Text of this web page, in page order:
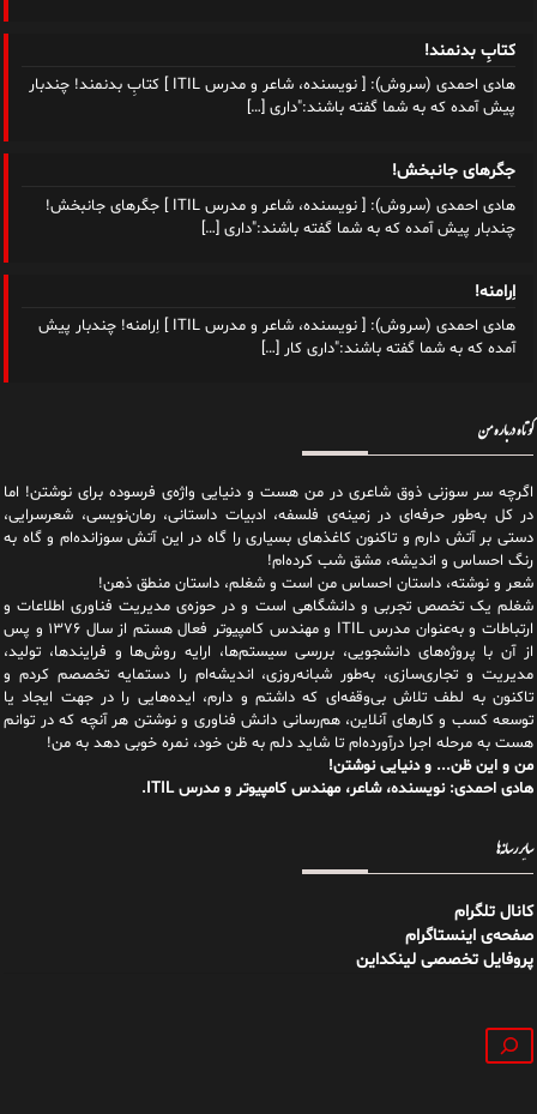
کتابِ بدنمند!
هادی احمدی (سروش): [ نویسنده، شاعر و مدرس ITIL ] کتابِ بدنمند! چندبار
پیش آمده که به شما گفته‌ باشند:"داری […]
جگرهای جانبخش!
هادی احمدی (سروش): [ نویسنده، شاعر و مدرس ITIL ] جگرهای جانبخش!
چندبار پیش آمده که به شما گفته‌ باشند:"داری […]
اِرامنه!
هادی احمدی (سروش): [ نویسنده، شاعر و مدرس ITIL ] اِرامنه! چندبار پیش
آمده که به شما گفته‌ باشند:"داری کار […]
کوتاه درباره من
اگرچه سر سوزنی ذوق شاعری در من هست و دنیایی واژه‌‌ی فرسوده برای نوشتن! اما
در کل به‌طور حرفه‌ای در زمینه‌ی فلسفه، ادبیات داستانی، رمان‌نویسی، شعرسرایی،
دستی بر آتش دارم و تاکنون کاغذهای بسیاری را گاه در این آتش سوزانده‌ام و گاه به
رنگ احساس و اندیشه، مشق شب کرده‌ام!
شعر و نوشته، داستان احساس من است و شغلم، داستان منطق ذهن!
شغلم یک تخصص تجربی و دانشگاهی است و در حوزه‌ی مدیریت فناوری اطلاعات و
ارتباطات و به‌عنوان مدرس ITIL و مهندس کامپیوتر فعال هستم از سال ۱۳۷۶ و پس
از آن با پروژه‌های دانشجویی، بررسی سیستم‌ها، ارایه روش‌ها و فرایندها، تولید،
مدیریت و تجاری‌سازی، به‌طور شبانه‌روزی، اندیشه‌ام را دستمایه تخصصم کردم و
تاکنون به لطف تلاش بی‌وقفه‌ای که داشتم و دارم، اید‌ه‌هایی را در جهت ایجاد یا
توسعه کسب و کارهای آنلاین، هم‌رسانی دانش فناوری و نوشتن هر آنچه که در توانم
هست به مرحله اجرا درآورده‌ام تا شاید دلم به ظن خود، نمره خوبی دهد به من!
من و این ظن... و دنیایی نوشتن!
هادی احمدی: نویسنده، شاعر، مهندس کامپیوتر و مدرس ITIL.
سایر رسانه‌ها
کانال تلگرام
صفحه‌ی اینستاگرام
پروفایل تخصصی لینکداین
جستجو